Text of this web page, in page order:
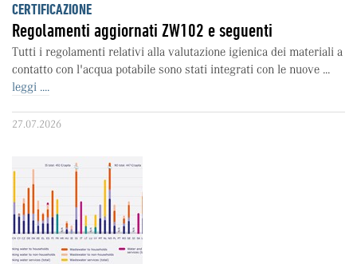
CERTIFICAZIONE
Regolamenti aggiornati ZW102 e seguenti
Tutti i regolamenti relativi alla valutazione igienica dei materiali a
contatto con l'acqua potabile sono stati integrati con le nuove ...
leggi ....
27.07.2026